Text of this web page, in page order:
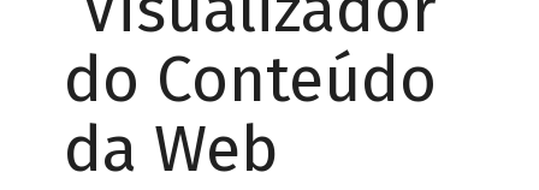
do Conteúdo
da Web